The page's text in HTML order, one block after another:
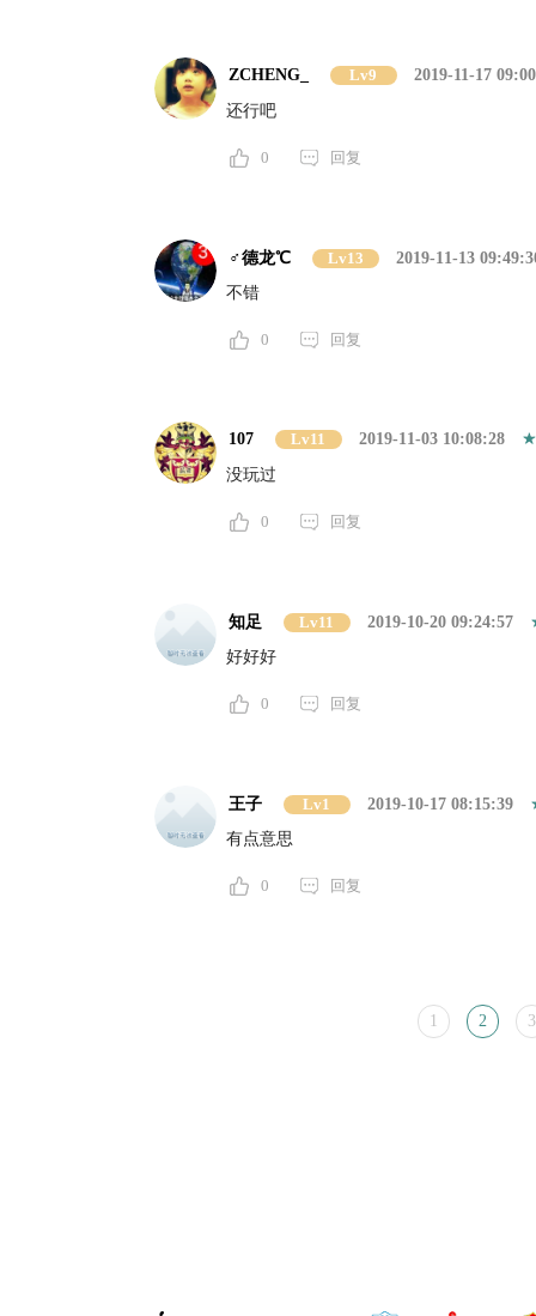
ZCHENG_ Lv9
2019-11-17
还行吧
0 回复
♂德龙℃ Lv13
2019-11-13
不错
0 回复
107 Lv11
2019-11-03 10:08:28
没玩过
0 回复
知足 Lv11
2019-10-20 09:24:57
好好好
0 回复
王子 Lv1
2019-10-17 08:15:39
有点意思
0 回复
1 2 3